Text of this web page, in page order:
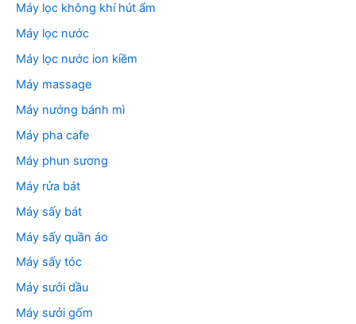
Máy lọc không khí hút ẩm
Máy lọc nước
Máy lọc nước ion kiềm
Máy massage
Máy nướng bánh mì
Máy pha cafe
Máy phun sương
Máy rửa bát
Máy sấy bát
Máy sấy quần áo
Máy sấy tóc
Máy sưởi dầu
Máy sưởi gốm